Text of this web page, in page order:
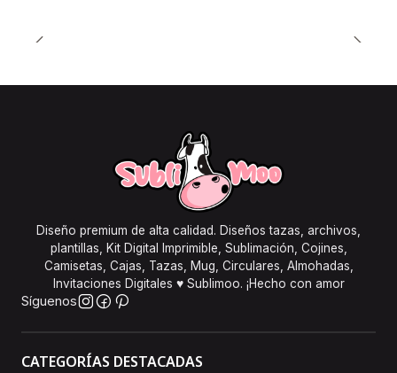
Diseño premium de alta calidad. Diseños tazas, archivos,
plantillas, Kit Digital Imprimible, Sublimación, Cojines,
Camisetas, Cajas, Tazas, Mug, Circulares, Almohadas,
Invitaciones Digitales ♥ Sublimoo. ¡Hecho con amor
Síguenos
CATEGORÍAS DESTACADAS